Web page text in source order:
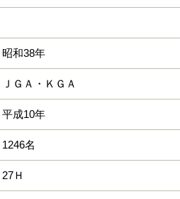
昭和38年
ＪＧＡ・ＫＧＡ
平成10年
1246名
27Ｈ